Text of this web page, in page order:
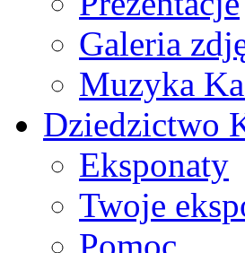
Galeria
Muzyka
Dziedzictwo
Eksponaty
Twoje